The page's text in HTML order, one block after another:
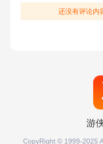
4月14日
还没有评论内
游
CopyRight © 1999-2025